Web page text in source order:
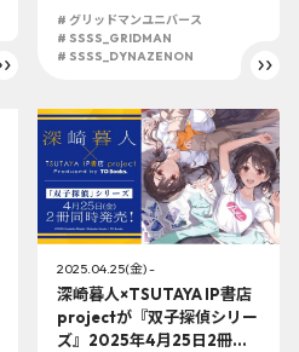
5年3月19日（水）より開催
決定!!
# グリッドマンユニバース
# SSSS_GRIDMAN
# SSSS_DYNAZENON
2025.04.25(金) -
深崎暮人×TSUTAYA IP書店
projectが『双子探偵シリー
ズ』2025年4月25日2冊同